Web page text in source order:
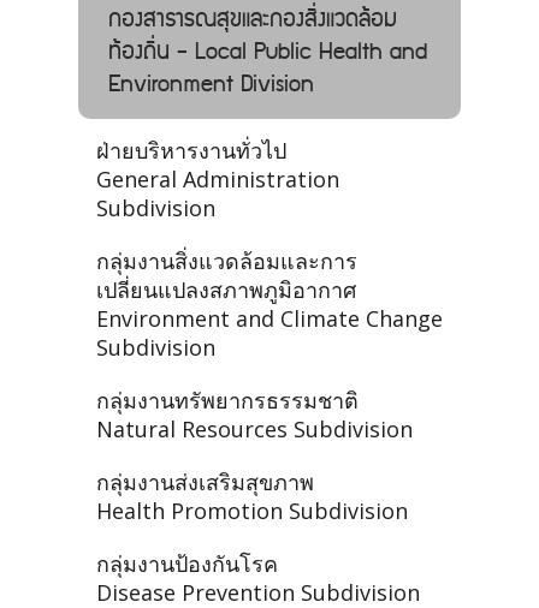
กองสาธารณสุขและกองสิ่งแวดล้อม
ท้องถิ่น - Local Public Health and
Environment Division
ฝ่ายบริหารงานทั่วไป
General Administration
Subdivision
กลุ่มงานสิ่งแวดล้อมและการ
เปลี่ยนแปลงสภาพภูมิอากาศ
Environment and Climate Change
Subdivision
กลุ่มงานทรัพยากรธรรมชาติ
Natural Resources Subdivision
กลุ่มงานส่งเสริมสุขภาพ
Health Promotion Subdivision
กลุ่มงานป้องกันโรค
Disease Prevention Subdivision